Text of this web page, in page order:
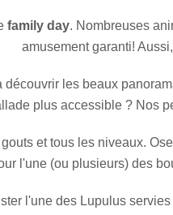
family day. Nombreuses
amusement garanti!
découvrir les beaux
plus accessible ? Nos
et tous les niveaux.
l'une (ou plusieurs) des
l'une des Lupulus